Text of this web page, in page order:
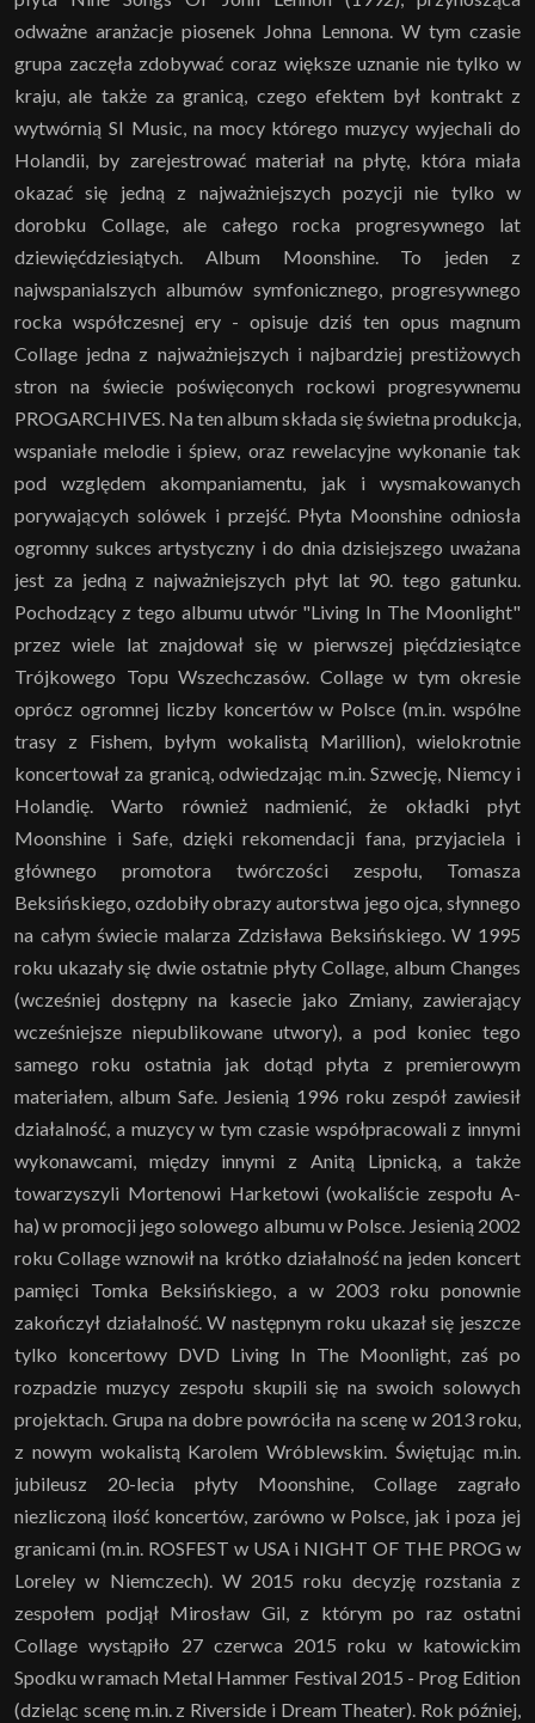
odważne aranżacje piosenek Johna Lennona. W tym czasie
grupa zaczęła zdobywać coraz większe uznanie nie tylko w
kraju, ale także za granicą, czego efektem był kontrakt z
wytwórnią SI Music, na mocy którego muzycy wyjechali do
Holandii, by zarejestrować materiał na płytę, która miała
okazać się jedną z najważniejszych pozycji nie tylko w
dorobku Collage, ale całego rocka progresywnego lat
dziewięćdziesiątych. Album Moonshine. To jeden z
najwspanialszych albumów symfonicznego, progresywnego
rocka współczesnej ery - opisuje dziś ten opus magnum
Collage jedna z najważniejszych i najbardziej prestiżowych
stron na świecie poświęconych rockowi progresywnemu
PROGARCHIVES. Na ten album składa się świetna produkcja,
wspaniałe melodie i śpiew, oraz rewelacyjne wykonanie tak
pod względem akompaniamentu, jak i wysmakowanych
porywających solówek i przejść. Płyta Moonshine odniosła
ogromny sukces artystyczny i do dnia dzisiejszego uważana
jest za jedną z najważniejszych płyt lat 90. tego gatunku.
Pochodzący z tego albumu utwór "Living In The Moonlight"
przez wiele lat znajdował się w pierwszej pięćdziesiątce
Trójkowego Topu Wszechczasów. Collage w tym okresie
oprócz ogromnej liczby koncertów w Polsce (m.in. wspólne
trasy z Fishem, byłym wokalistą Marillion), wielokrotnie
koncertował za granicą, odwiedzając m.in. Szwecję, Niemcy i
Holandię. Warto również nadmienić, że okładki płyt
Moonshine i Safe, dzięki rekomendacji fana, przyjaciela i
głównego promotora twórczości zespołu, Tomasza
Beksińskiego, ozdobiły obrazy autorstwa jego ojca, słynnego
na całym świecie malarza Zdzisława Beksińskiego. W 1995
roku ukazały się dwie ostatnie płyty Collage, album Changes
(wcześniej dostępny na kasecie jako Zmiany, zawierający
wcześniejsze niepublikowane utwory), a pod koniec tego
samego roku ostatnia jak dotąd płyta z premierowym
materiałem, album Safe. Jesienią 1996 roku zespół zawiesił
działalność, a muzycy w tym czasie współpracowali z innymi
wykonawcami, między innymi z Anitą Lipnicką, a także
towarzyszyli Mortenowi Harketowi (wokaliście zespołu A-
ha) w promocji jego solowego albumu w Polsce. Jesienią 2002
roku Collage wznowił na krótko działalność na jeden koncert
pamięci Tomka Beksińskiego, a w 2003 roku ponownie
zakończył działalność. W następnym roku ukazał się jeszcze
tylko koncertowy DVD Living In The Moonlight, zaś po
rozpadzie muzycy zespołu skupili się na swoich solowych
projektach. Grupa na dobre powróciła na scenę w 2013 roku,
z nowym wokalistą Karolem Wróblewskim. Świętując m.in.
jubileusz 20-lecia płyty Moonshine, Collage zagrało
niezliczoną ilość koncertów, zarówno w Polsce, jak i poza jej
granicami (m.in. ROSFEST w USA i NIGHT OF THE PROG w
Loreley w Niemczech). W 2015 roku decyzję rozstania z
zespołem podjął Mirosław Gil, z którym po raz ostatni
Collage wystąpiło 27 czerwca 2015 roku w katowickim
Spodku w ramach Metal Hammer Festival 2015 - Prog Edition
(dzieląc scenę m.in. z Riverside i Dream Theater). Rok później,